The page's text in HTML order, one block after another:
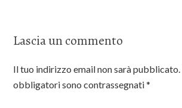
Lascia un commento
Il tuo indirizzo email non sarà pubblicato.
obbligatori sono contrassegnati*